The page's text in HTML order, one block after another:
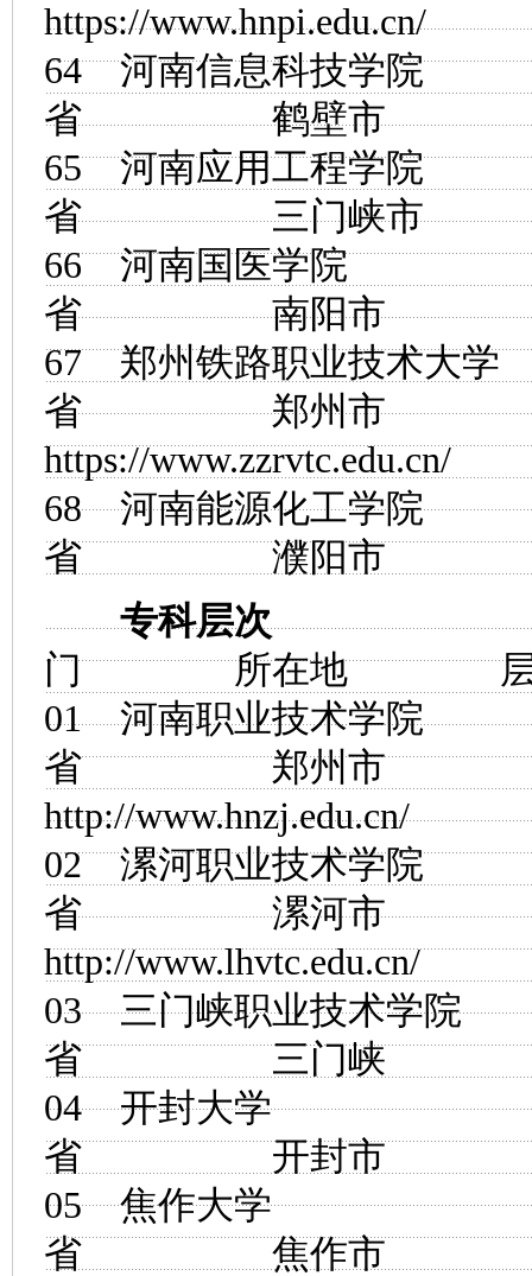
https://www.hnpi.edu.cn/
64河南信息科技学院
省 鹤壁市
65河南应用工程学院
省 三门峡
66河南国医学院
省 南阳市
67郑州铁路职业技术大学
省 郑州市
https://www.zzrvtc.edu.cn/
68河南能源化工学院
省 濮阳市
专科层次主
门 所在地
01河南职业技术学院
省 郑州市
http://www.hnzj.edu.cn/
02漯河职业技术学院
省 漯河市
http://www.lhvtc.edu.cn/
03三门峡职业技术学院
省 三门峡
04开封大学
省 开封市
05焦作大学
省 焦作市